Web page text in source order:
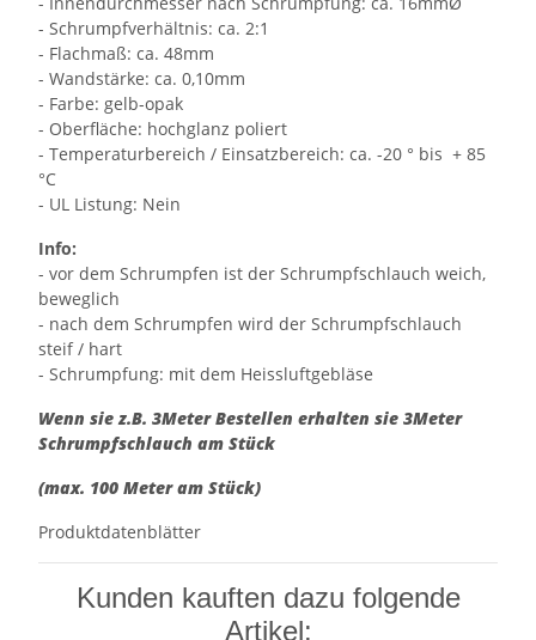
- Schrumpfverhältnis: ca. 2:1
- Flachmaß: ca. 48mm
- Wandstärke: ca. 0,10mm
- Farbe: gelb-opak
- Oberfläche: hochglanz poliert
- Temperaturbereich / Einsatzbereich: ca. -20 ° bis + 85
°C
- UL Listung: Nein
Info:
- vor dem Schrumpfen ist der Schrumpfschlauch weich,
beweglich
- nach dem Schrumpfen wird der Schrumpfschlauch
steif / hart
- Schrumpfung: mit dem Heissluftgebläse
Wenn sie z.B. 3Meter Bestellen erhalten sie 3Meter
Schrumpfschlauch am Stück
(max. 100 Meter am Stück)
Produktdatenblätter
Kunden kauften dazu folgende
Artikel: